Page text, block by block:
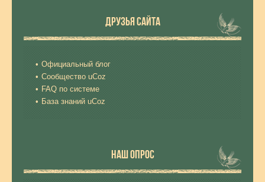
ДРУЗЬЯ САЙТА
Официальный блог
Сообщество uCoz
FAQ по системе
База знаний uCoz
НАШ ОПРОС